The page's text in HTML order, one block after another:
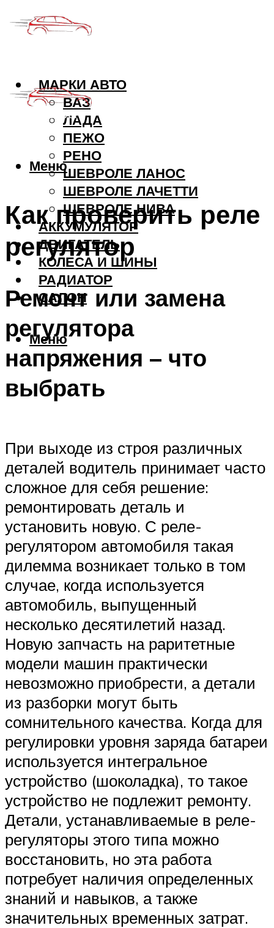
МАРКИ АВТО
ВАЗ
ЛАДА
ПЕЖО
РЕНО
ШЕВРОЛЕ ЛАНОС
ШЕВРОЛЕ ЛАЧЕТТИ
ШЕВРОЛЕ НИВА
АККУМУЛЯТОР
ДВИГАТЕЛЬ
КОЛЕСА И ШИНЫ
РАДИАТОР
САЛОН
Меню
Меню
Как проверить реле
регулятор
Ремонт или замена
регулятора
напряжения – что
выбрать
При выходе из строя различных
деталей водитель принимает часто
сложное для себя решение:
ремонтировать деталь и
установить новую. С реле-
регулятором автомобиля такая
дилемма возникает только в том
случае, когда используется
автомобиль, выпущенный
несколько десятилетий назад.
Новую запчасть на раритетные
модели машин практически
невозможно приобрести, а детали
из разборки могут быть
сомнительного качества. Когда для
регулировки уровня заряда батареи
используется интегральное
устройство (шоколадка), то такое
устройство не подлежит ремонту.
Детали, устанавливаемые в реле-
регуляторы этого типа можно
восстановить, но эта работа
потребует наличия определенных
знаний и навыков, а также
значительных временных затрат.